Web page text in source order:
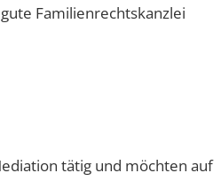
Familienrechtskanzlei
tätig und möchten auf